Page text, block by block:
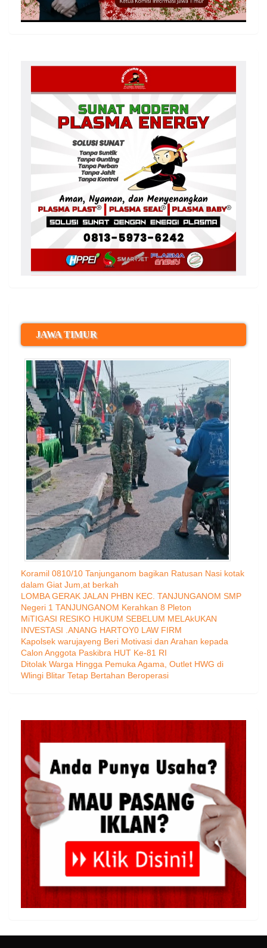
JAWA TIMUR
Koramil 0810/10 Tanjunganom bagikan Ratusan Nasi kotak
dalam Giat Jum,at berkah
LOMBA GERAK JALAN PHBN KEC. TANJUNGANOM SMP
Negeri 1 TANJUNGANOM Kerahkan 8 Pleton
MiTIGASI RESIKO HUKUM SEBELUM MELAkUKAN
INVESTASI .ANANG HARTOY0 LAW FIRM
Kapolsek warujayeng Beri Motivasi dan Arahan kepada
Calon Anggota Paskibra HUT Ke-81 RI
Ditolak Warga Hingga Pemuka Agama, Outlet HWG di
Wlingi Blitar Tetap Bertahan Beroperasi